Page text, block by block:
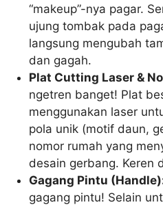
“makeup”-nya pagar.
ujung tombak pada
langsung mengubah
dan gagah.
Plat Cutting Laser &
ngetren banget! Plat
menggunakan laser
pola unik (motif daun,
nomor rumah yang
desain gerbang. Keren
Gagang Pintu
gagang pintu! Selain